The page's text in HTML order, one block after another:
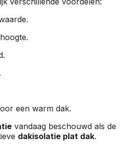
een warm dak.
vandaag beschouwd als de
dakisolatie plat dak.